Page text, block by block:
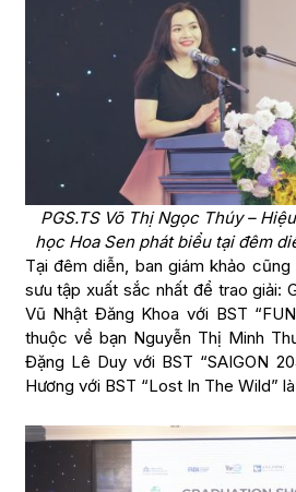
PGS.TS Võ Thị Ngọc Thúy –
học Hoa Sen phát biểu tại đêm
Tại đêm diễn, ban giám khảo
sưu tập xuất sắc nhất để trao giải:
Vũ Nhật Đăng Khoa với BST
thuộc về bạn Nguyễn Thị Minh
Đặng Lê Duy với BST “SAIGON
Hương với BST “Lost In The Wild”